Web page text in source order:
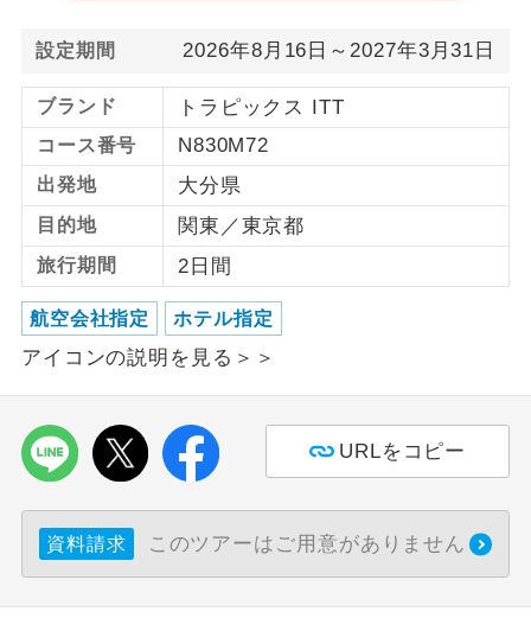
設定期間 2026年8月16日～2027年3月31日
ブランド トラピックス ITT
コース番号 N830M72
出発地 大分県
目的地 関東／東京都
旅行期間 2日間
航空会社指定 ホテル指定
アイコンの説明を見る＞＞
URLをコピー
資料請求 このツアーはご用意がありません
1名様1室同代
金
1名様1室利用でも追加料金がかからない
コースです。
ご夫婦限定
ご夫婦限定でご参加いただけるコースで
す。
女性限定
女性限定でご参加いただけるコースで
す。
年齢制限あり
ご参加にあたり年齢に制限があるコース
です。
利用航空会社が指定なので、ご出発の計
ホテル指定
ご紹介するホテルを指定したコースで
おひとり様バ
おひとり様でバス席を2席利⽤できま
す。